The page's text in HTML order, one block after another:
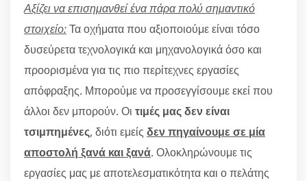
Αξίζει να επισημανθεί ένα πάρα πολύ σημαντικό
στοιχείο:Τα οχήματα που αξιοποιούμε είναι τόσο
δυσεύρετα τεχνολογικά και μηχανολογικά όσο και
προορισμένα για τις πιο περίτεχνες εργασίες
απόφραξης. Μπορούμε να προσεγγίσουμε εκεί που
άλλοι δεν μπορούν. Οι τιμές μας δεν είναι
τσιμπημένες, διότι εμείς δεν πηγαίνουμε σε μία
αποστολή ξανά και ξανά. Ολοκληρώνουμε τις
εργασίες μας με αποτελεσματικότητα και ο πελάτης